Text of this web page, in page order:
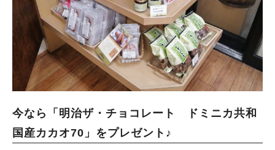
今なら「明治ザ・チョコレート ドミニカ共和
国産カカオ70」をプレゼント♪